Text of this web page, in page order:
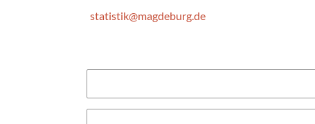
statistik@magdeburg.de